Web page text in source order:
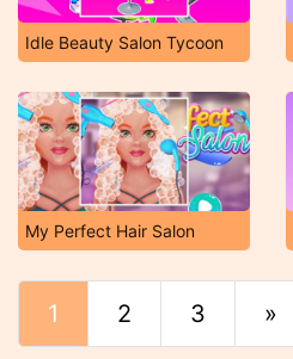
Idle Beauty Salon Tycoon
My Perfect Hair Salon
1 2 3 »